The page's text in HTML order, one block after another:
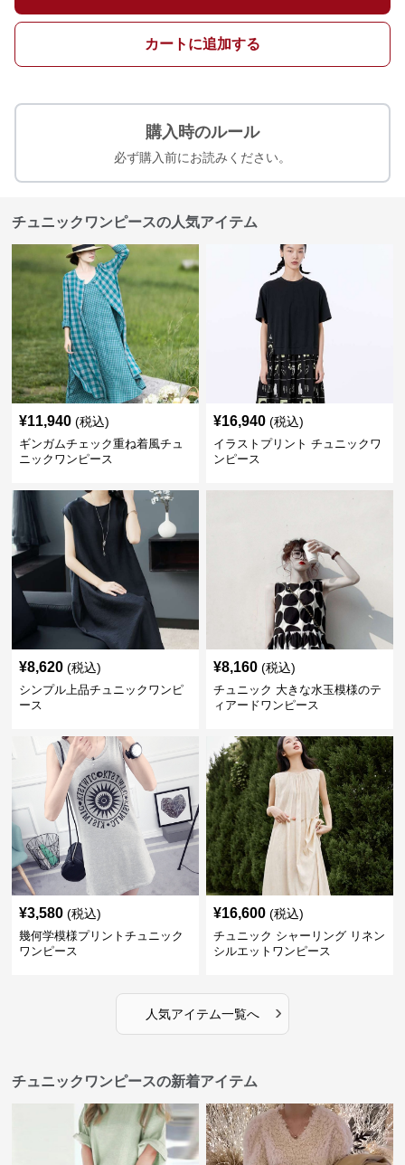
カートに追加する
購入時のルール
必ず購入前にお読みください。
チュニックワンピースの人気アイテム
¥11,940 (税込)
ギンガムチェック重ね着風チュ
ニックワンピース
¥16,940 (税込)
イラストプリント チュニックワ
ンピース
¥8,620 (税込)
シンプル上品チュニックワンピ
ース
¥8,160 (税込)
チュニック 大きな水玉模様のテ
ィアードワンピース
¥3,580 (税込)
幾何学模様プリントチュニック
ワンピース
¥16,600 (税込)
チュニック シャーリング リネン
シルエットワンピース
人気アイテム一覧へ ›
チュニックワンピースの新着アイテム